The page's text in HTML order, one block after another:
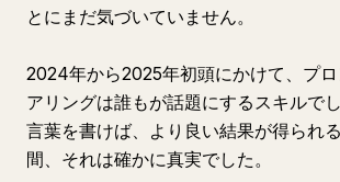
とにまだ気づいていません。
2024年から2025年初頭にかけて、プ
アリングは誰もが話題にするスキルで
言葉を書けば、より良い結果が得られ
間、それは確かに真実でした。